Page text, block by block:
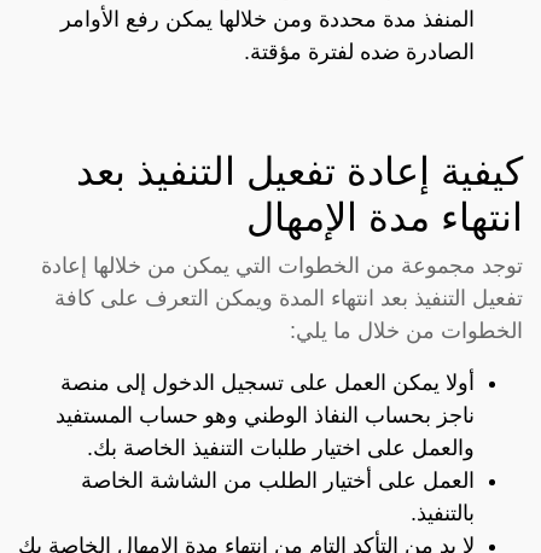
المنفذ مدة محددة ومن خلالها يمكن رفع الأوامر
الصادرة ضده لفترة مؤقتة.
كيفية إعادة تفعيل التنفيذ بعد
انتهاء مدة الإمهال
توجد مجموعة من الخطوات التي يمكن من خلالها إعادة
تفعيل التنفيذ بعد انتهاء المدة ويمكن التعرف على كافة
الخطوات من خلال ما يلي:
أولا يمكن العمل على تسجيل الدخول إلى منصة
ناجز بحساب النفاذ الوطني وهو حساب المستفيد
والعمل على اختيار طلبات التنفيذ الخاصة بك.
العمل على أختيار الطلب من الشاشة الخاصة
بالتنفيذ.
لا بد من التأكد التام من انتهاء مدة الإمهال الخاصة بك